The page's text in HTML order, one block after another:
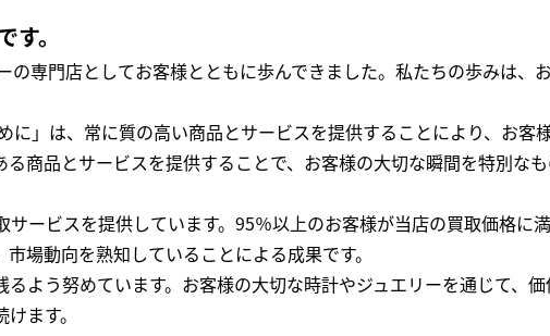
。
専門店としてお客様とともに歩んできました。私たちの歩みは、
」は、常に質の高い商品とサービスを提供することにより、お客
商品とサービスを提供することで、お客様の大切な瞬間を特別な
ービスを提供しています。95％以上のお客様が当店の買取価格に
場動向を熟知していることによる成果です。
よう努めています。お客様の大切な時計やジュエリーを通じて、
ます。